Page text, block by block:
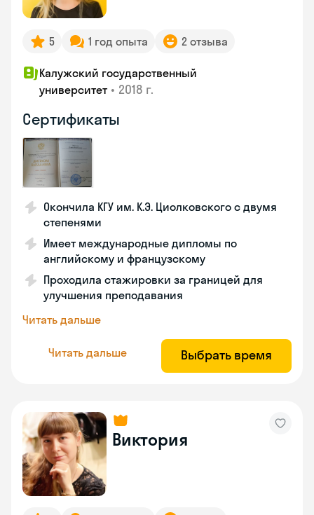
5 1 год опыта 2 отзыва
Калужский государственный
университет • 2018 г.
Сертификаты
Окончила КГУ им. К.Э. Циолковского с двумя
степенями
Имеет международные дипломы по
английскому и французскому
Проходила стажировки за границей для
улучшения преподавания
Читать дальше
Читать дальше Выбрать время
Виктория